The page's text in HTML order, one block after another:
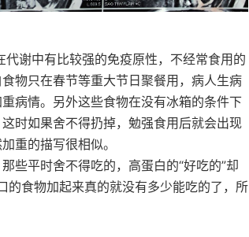
谢中有比较强的免疫原性，不经常食用的
物只在春节等重大节日聚餐用，病人生病
病情。另外这些食物在没有冰箱的条件下
时如果舍不得扔掉，勉强食用后就会出现
重的描写很相似。
些平时舍不得吃的，高蛋白的“好吃的”却
的食物加起来真的就没有多少能吃的了，所